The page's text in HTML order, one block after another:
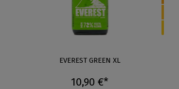
EVEREST GREEN XL
10,90 €*